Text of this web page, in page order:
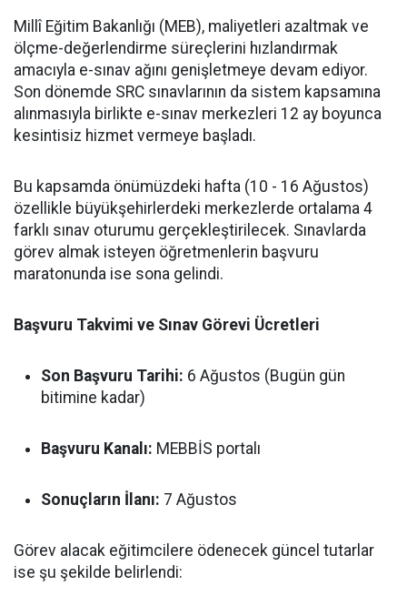
Millî Eğitim Bakanlığı (MEB), maliyetleri azaltmak ve
ölçme-değerlendirme süreçlerini hızlandırmak
amacıyla e-sınav ağını genişletmeye devam ediyor.
Son dönemde SRC sınavlarının da sistem kapsamına
alınmasıyla birlikte e-sınav merkezleri 12 ay boyunca
kesintisiz hizmet vermeye başladı.
Bu kapsamda önümüzdeki hafta (10 - 16 Ağustos)
özellikle büyükşehirlerdeki merkezlerde ortalama 4
farklı sınav oturumu gerçekleştirilecek. Sınavlarda
görev almak isteyen öğretmenlerin başvuru
maratonunda ise sona gelindi.
Başvuru Takvimi ve Sınav Görevi Ücretleri
Son Başvuru Tarihi: 6 Ağustos (Bugün gün
bitimine kadar)
Başvuru Kanalı: MEBBİS portalı
Sonuçların İlanı: 7 Ağustos
Görev alacak eğitimcilere ödenecek güncel tutarlar
ise şu şekilde belirlendi: